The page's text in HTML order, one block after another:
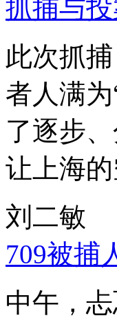
抓捕与
此次抓
者人满
了逐步
让上海
刘二敏
709被捕
中午，